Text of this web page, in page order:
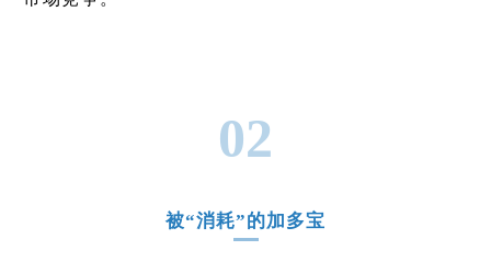
02
被“消耗”的加多宝